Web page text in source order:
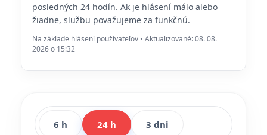
posledných 24 hodín. Ak je hlásení málo alebo
žiadne, službu považujeme za funkčnú.
Na základe hlásení používateľov • Aktualizované: 08. 08.
2026 o 15:32
6 h 24 h 3 dni